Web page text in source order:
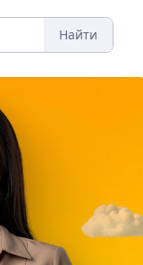
Найти